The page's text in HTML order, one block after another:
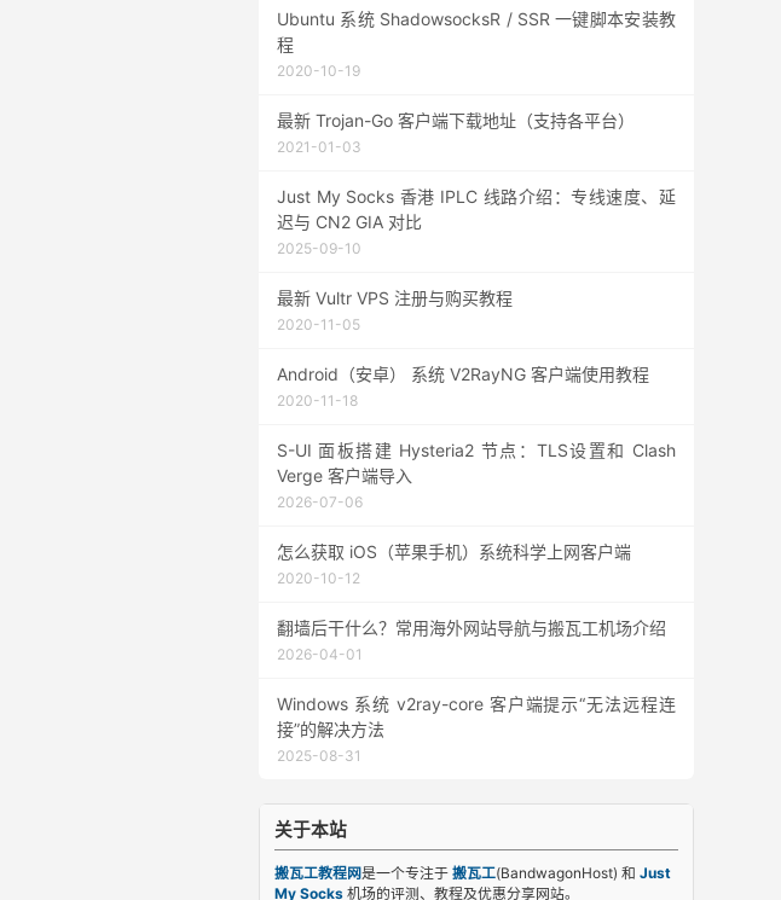
Ubuntu 系统 ShadowsocksR / SSR 一键脚本安装教
程
2020-10-19
最新 Trojan-Go 客户端下载地址（支持各平台）
2021-01-03
Just My Socks 香港 IPLC 线路介绍：专线速度、延
迟与 CN2 GIA 对比
2025-09-10
最新 Vultr VPS 注册与购买教程
2020-11-05
Android（安卓） 系统 V2RayNG 客户端使用教程
2020-11-18
S-UI 面板搭建 Hysteria2 节点：TLS设置和 Clash
Verge 客户端导入
2026-07-06
怎么获取 iOS（苹果手机）系统科学上网客户端
2020-10-12
翻墙后干什么？常用海外网站导航与搬瓦工机场介绍
2026-04-01
Windows 系统 v2ray-core 客户端提示“无法远程连
接”的解决方法
2025-08-31
关于本站
搬瓦工教程网是一个专注于 搬瓦工(BandwagonHost) 和 Just
My Socks 机场的评测、教程及优惠分享网站。